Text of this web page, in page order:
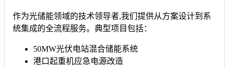
作为光储能领域的技术领导者,我们提供从方案设计到系
统集成的全流程服务。典型项目包括：
50MW光伏电站混合储能系统
港口起重机应急电源改造